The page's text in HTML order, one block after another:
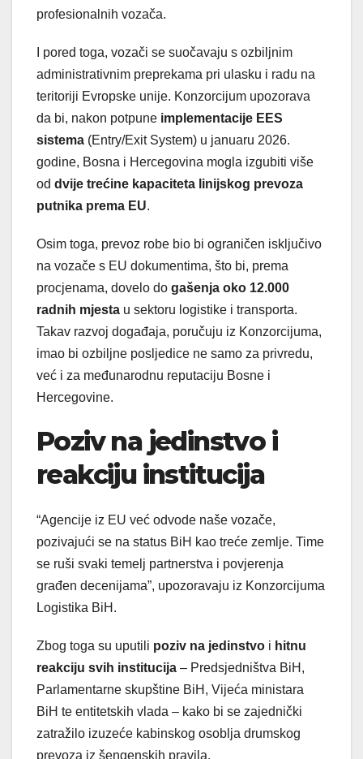
profesionalnih vozača.
I pored toga, vozači se suočavaju s ozbiljnim
administrativnim preprekama pri ulasku i radu na
teritoriji Evropske unije. Konzorcijum upozorava
da bi, nakon potpune implementacije EES
sistema (Entry/Exit System) u januaru 2026.
godine, Bosna i Hercegovina mogla izgubiti više
od dvije trećine kapaciteta linijskog prevoza
putnika prema EU.
Osim toga, prevoz robe bio bi ograničen isključivo
na vozače s EU dokumentima, što bi, prema
procjenama, dovelo do gašenja oko 12.000
radnih mjesta u sektoru logistike i transporta.
Takav razvoj događaja, poručuju iz Konzorcijuma,
imao bi ozbiljne posljedice ne samo za privredu,
već i za međunarodnu reputaciju Bosne i
Hercegovine.
Poziv na jedinstvo i
reakciju institucija
“Agencije iz EU već odvode naše vozače,
pozivajući se na status BiH kao treće zemlje. Time
se ruši svaki temelj partnerstva i povjerenja
građen decenijama”, upozoravaju iz Konzorcijuma
Logistika BiH.
Zbog toga su uputili poziv na jedinstvo i hitnu
reakciju svih institucija – Predsjedništva BiH,
Parlamentarne skupštine BiH, Vijeća ministara
BiH te entitetskih vlada – kako bi se zajednički
zatražilo izuzeće kabinskog osoblja drumskog
prevoza iz šengenskih pravila.